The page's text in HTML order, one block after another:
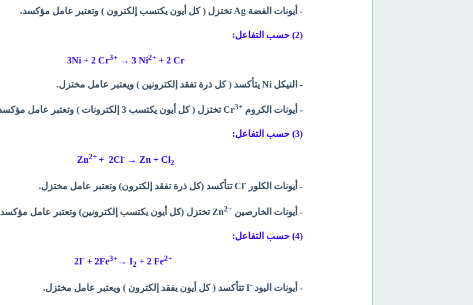
- أيونات الفضة Ag تختزل ( كل أيون يكتسب إلكترون ) وتعتبر عامل مؤكسد.
(2) حسب التفاعل:
3Ni + 2 Cr3+→ 3 Ni2++ 2 Cr
- النيكل Ni يتأكسد ( كل ذرة تفقد إلكترونين ) ويعتبر عامل مختزل.
- أيونات الكروم +
Cr3 تختزل ( كل أيون يكتسب 3 إلكترونات ) وتعتبر عامل مؤكسد.
(3) حسب التفاعل:
Zn2+ + 2Cl- → Zn + Cl2
- أيونات الكلور -Cl تتأكسد (كل ذرة تفقد إلكترون) وتعتبر عامل مختزل.
- أيونات الخارصين +
Zn2 تختزل (كل أيون يكتسب إلكترونين) وتعتبر عامل مؤكسد
(4) حسب التفاعل:
+
2I- + 2Fe3+ → I2 + 2 Fe2
- أيونات اليود -I تتأكسد ( كل أيون يفقد إلكترون ) ويعتبر عامل مختزل.